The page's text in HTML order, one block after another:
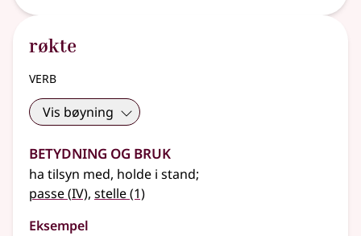
røkte
verb
Vis bøyning
Betydning og bruk
ha tilsyn med, holde i stand;
passe(4
IV), stelle(1)
Eksempel